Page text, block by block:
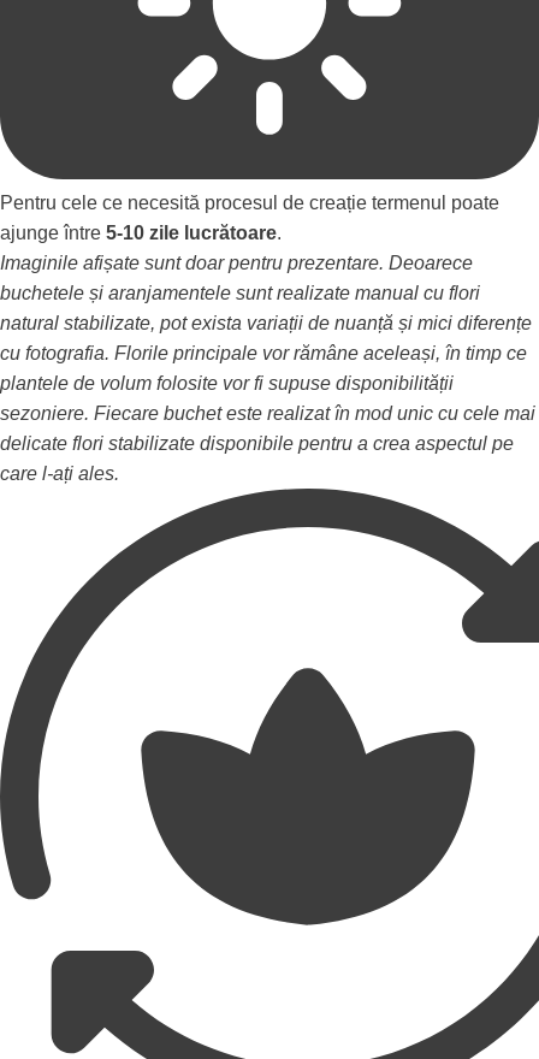
Pentru cele ce necesită procesul de creație termenul poate
ajunge între 5-10 zile lucrătoare.
Imaginile afișate sunt doar pentru prezentare. Deoarece
buchetele și aranjamentele sunt realizate manual cu flori
natural stabilizate, pot exista variații de nuanță și mici diferențe
cu fotografia. Florile principale vor rămâne aceleași, în timp ce
plantele de volum folosite vor fi supuse disponibilității
sezoniere. Fiecare buchet este realizat în mod unic cu cele mai
delicate flori stabilizate disponibile pentru a crea aspectul pe
care l-ați ales.